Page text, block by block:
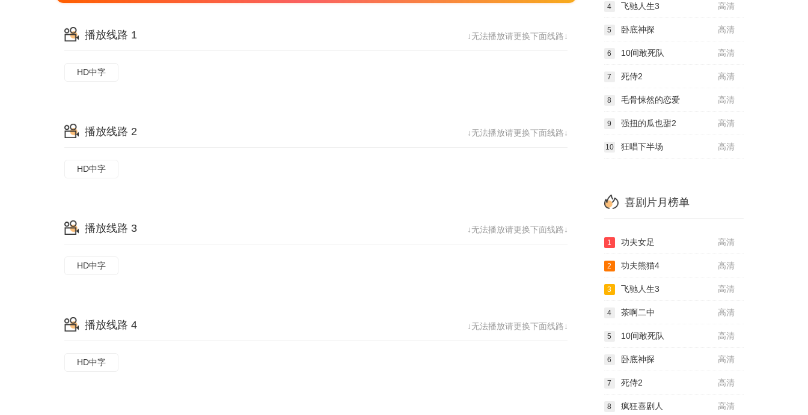
↓无法播放请更换下面线路↓
播放线路 1
HD中字
↓无法播放请更换下面线路↓
播放线路 2
HD中字
↓无法播放请更换下面线路↓
播放线路 3
HD中字
↓无法播放请更换下面线路↓
播放线路 4
HD中字
高清
4 飞驰人生3
高清
5 卧底神探
高清
6 10间敢死队
高清
7 死侍2
高清
8 毛骨悚然的恋爱
高清
9 强扭的瓜也甜2
高清
10 狂唱下半场
喜剧片月榜单
高清
1 功夫女足
高清
2 功夫熊猫4
高清
3 飞驰人生3
高清
4 茶啊二中
高清
5 10间敢死队
高清
6 卧底神探
高清
7 死侍2
高清
8 疯狂喜剧人